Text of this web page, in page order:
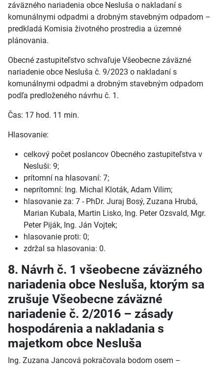
záväzného nariadenia obce Nesluša o nakladaní s
komunálnymi odpadmi a drobným stavebným odpadom –
predkladá Komisia životného prostredia a územné
plánovania.
Obecné zastupiteľstvo schvaľuje Všeobecne záväzné
nariadenie obce Nesluša č. 9/2023 o nakladaní s
komunálnymi odpadmi a drobným stavebným odpadom
podľa predloženého návrhu č. 1.
Čas: 17 hod. 11 min.
Hlasovanie:
celkový počet poslancov Obecného zastupiteľstva v
Nesluši: 9;
prítomní na hlasovaní: 7;
neprítomní: Ing. Michal Kloták, Adam Vilim;
hlasovanie za: 7 - PhDr. Juraj Bosý, Zuzana Hrubá,
Marian Kubala, Martin Lisko, Ing. Peter Ozsvald, Mgr.
Peter Piják, Ing. Ján Vojtek;
hlasovanie proti: 0;
zdržal sa hlasovania: 0.
8. Návrh č. 1 všeobecne záväzného
nariadenia obce Nesluša, ktorým sa
zrušuje Všeobecne záväzné
nariadenie č. 2/2016 – zásady
hospodárenia a nakladania s
majetkom obce Nesluša
Ing. Zuzana Jancová pokračovala bodom osem –